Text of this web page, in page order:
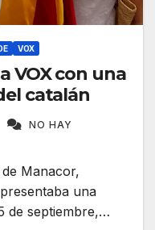
VOX
VOX con una
catalán
NO HAY
Manacor,
una
de septiembre,…